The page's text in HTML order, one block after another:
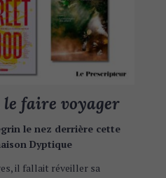
faire voyager
le nez derrière cette
Dyptique
il fallait réveiller sa